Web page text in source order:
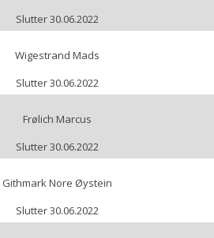
Slutter 30.06.2022
Wigestrand Mads
Slutter 30.06.2022
Frølich Marcus
Slutter 30.06.2022
Githmark Nore Øystein
Slutter 30.06.2022